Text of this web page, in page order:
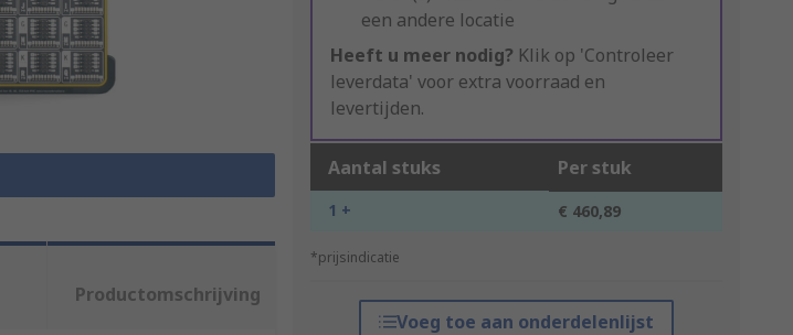
een andere locatie
Heeft u meer nodig? Klik op 'Controleer
leverdata' voor extra voorraad en
levertijden.
Aantal stuks Per stuk
1 + € 460,89
*prijsindicatie
Voeg toe aan onderdelenlijst
Productomschrijving